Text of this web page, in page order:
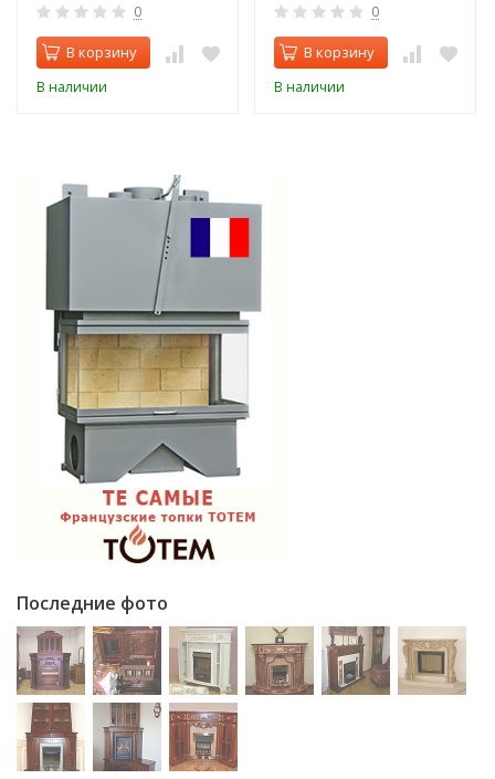
0
В корзину
В наличии
0
В корзину
В наличии
Последние фото